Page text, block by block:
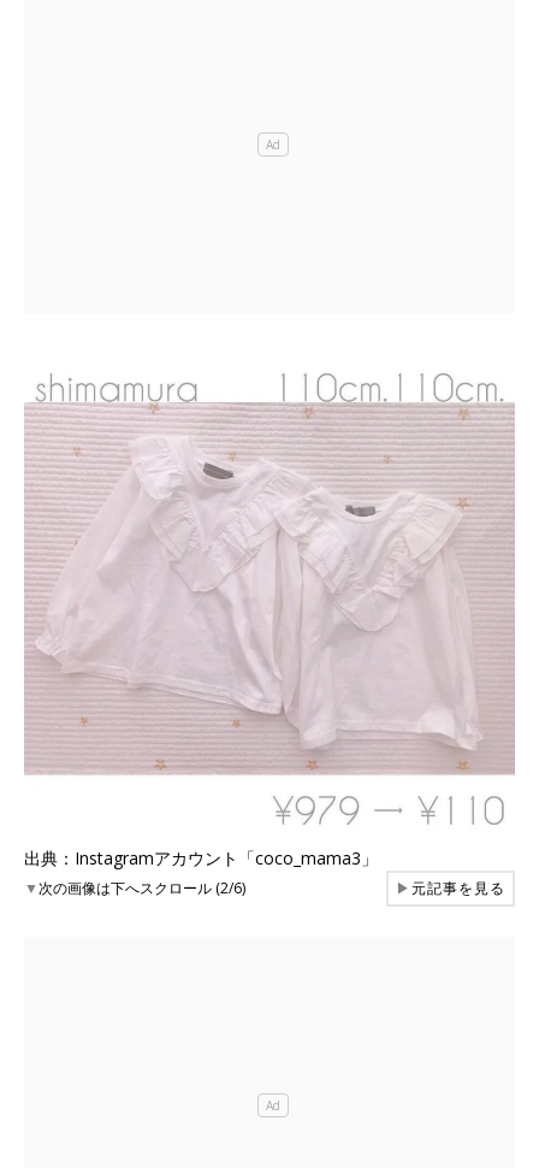
出典：Instagramアカウント「coco_mama3」
▼次の画像は下へスクロール (2/6) ▶元記事を見る